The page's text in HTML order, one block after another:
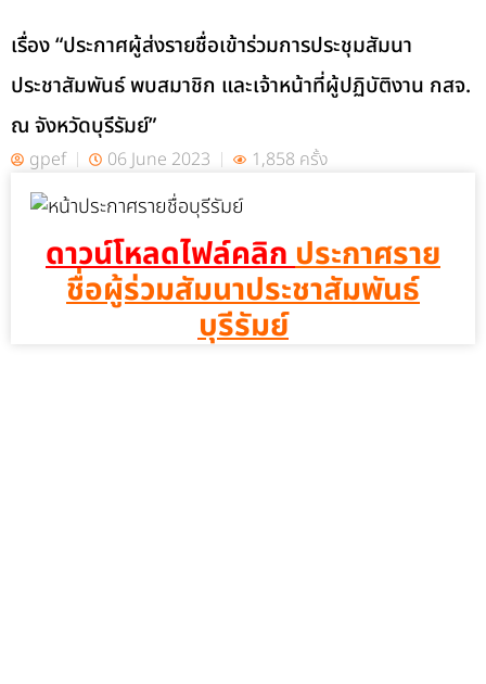
เรื่อง “ประกาศผู้ส่งรายชื่อเข้าร่วมการประชุมสัมนา
ประชาสัมพันธ์ พบสมาชิก และเจ้าหน้าที่ผู้ปฏิบัติงาน กสจ.
ณ จังหวัดบุรีรัมย์”
gpef 06 June 2023 1,858 ครั้ง
ดาวน์โหลดไฟล์คลิกประกาศราย
ชื่อผู้ร่วมสัมนาประชาสัมพันธ์
บุรีรัมย์